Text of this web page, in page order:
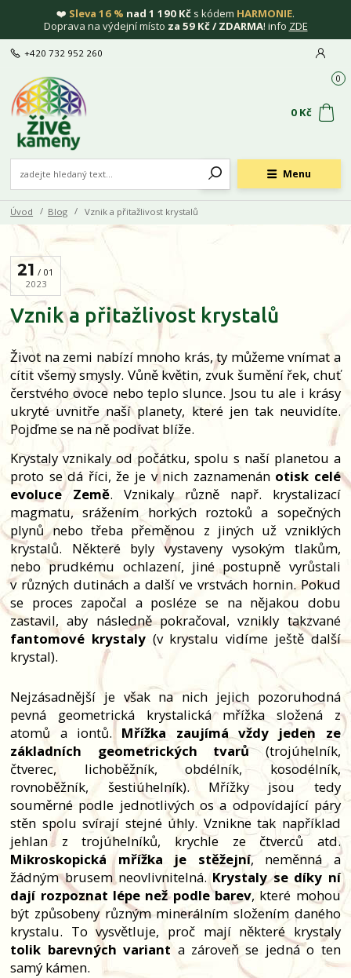
❤️ Sleva 16 % nad 1 190 Kč s kódem HARMONIE.
Doprava na výdejní místo za 59 Kč / ZDARMA! info ZDE
Menu
+420 732 952 260
0
0 Kč
Úvod Blog Vznik a přitažlivost krystalů
21
01
2023
Vznik a přitažlivost krystalů
Život na zemi nabízí mnoho krás, ty můžeme vnímat a
cítit všemy smysly. Vůně květin, zvuk šumění řek, chuť
čerstvého ovoce nebo teplo slunce. Jsou tu ale i krásy
ukryté uvnitře naší planety, které jen tak neuvidíte.
Pojďme se na ně podívat blíže.
Krystaly vznikaly od počátku, spolu s naší planetou a
proto se dá říci, že je v nich zaznamenán otisk celé
evoluce Země. Vznikaly různě např. krystalizací
magmatu, srážením horkých roztoků a sopečných
plynů nebo třeba přeměnou z jiných už vzniklých
krystalů. Některé byly vystaveny vysokým tlakům,
nebo prudkému ochlazení, jiné postupně vyrůstali
v různých dutinách a další ve vrstvách hornin. Pokud
se proces započal a posléze se na nějakou dobu
zastavil, aby následně pokračoval, vznikly takzvané
fantomové krystaly(v krystalu vidíme ještě další
krystal).
Nejzásadnější je však na nich jejich pozoruhodná
pevná geometrická krystalická mřížka složená z
atomů a iontů. Mřížka zaujímá vždy jeden ze
základních geometrických tvarů(trojúhelník,
čtverec, lichoběžník, obdélník, kosodélník,
rovnoběžník, šestiúhelník). Mřížky jsou tedy
souměrné podle jednotlivých os a odpovídající páry
stěn spolu svírají stejné úhly. Vznikne tak například
jehlan z trojúhelníků, krychle ze čtverců atd.
Mikroskopická mřížka je stěžejní, neměnná a
žádným brusem neovlivnitelná.Krystaly se díky ní
dají rozpoznat lépe než podle barev, které mohou
být způsobeny různým minerálním složením daného
krystalu. To vysvětluje, proč mají některé krystaly
tolik barevných variant a zároveň se jedná o ten
samý kámen.